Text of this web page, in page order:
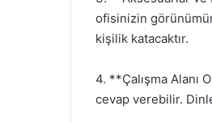
ofisinizin
kişilik katacaktır.
4. **Çalışma Alanı
cevap verebilir.